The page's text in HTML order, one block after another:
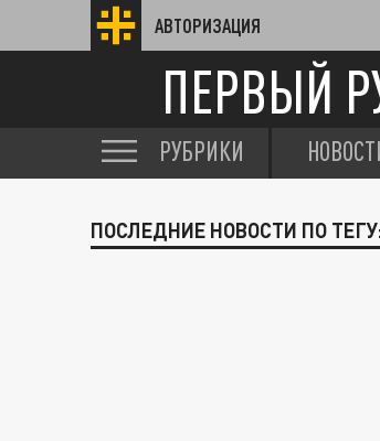
АВТОРИЗАЦИЯ
ПЕРВЫЙ
РУБРИКИ
ПОСЛЕДНИЕ НОВОСТИ ПО